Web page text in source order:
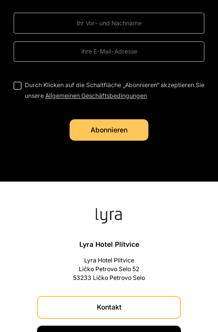
Durch Klicken auf die Schaltfläche „Abonnieren“ akzeptieren Sie
unsere Allgemeinen Geschäftsbedingungen
Lyra Hotel Plitvice
Lyra Hotel Plitvice
Ličko Petrovo Selo 52
53233 Ličko Petrovo Selo
Kontakt